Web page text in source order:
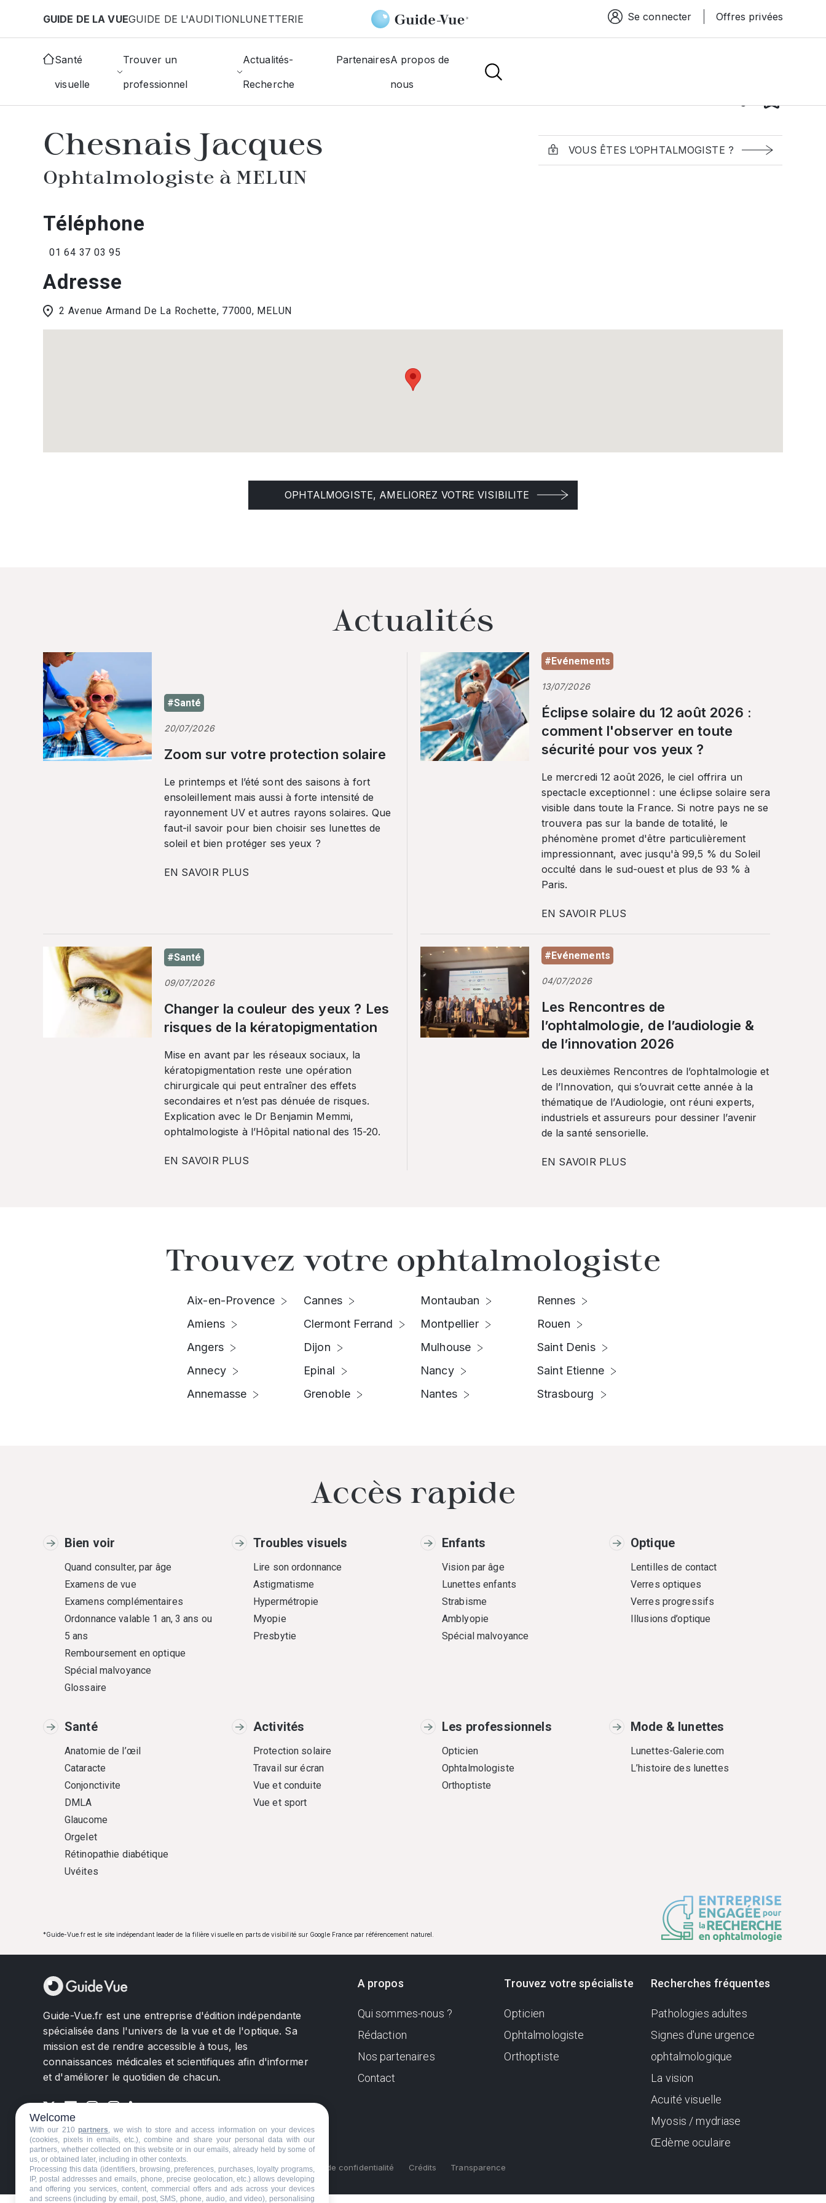
GUIDE DE LA VUEGUIDE DE L'AUDITIONLUNETTERIE Espace connexion
Se connecter Offres privées
Santé
visuelle
Trouver un
professionnel
Actualités-
Recherche
PartenairesA propos de
nous
Accueil Annuaire des ophtalmologistes Melun Chesnais Jacques
Chesnais Jacques
Ophtalmologiste à MELUN
VOUS ÊTES L’OPHTALMOGISTE ?
Téléphone
01 64 37 03 95
Adresse
2 Avenue Armand De La Rochette, 77000, MELUN
OPHTALMOGISTE, AMELIOREZ VOTRE VISIBILITE
Actualités
#Santé
20/07/2026
Zoom sur votre protection solaire
Le printemps et l’été sont des saisons à fort
ensoleillement mais aussi à forte intensité de
rayonnement UV et autres rayons solaires. Que
faut-il savoir pour bien choisir ses lunettes de
soleil et bien protéger ses yeux ?
EN SAVOIR PLUS
#Evénements
13/07/2026
Éclipse solaire du 12 août 2026 :
comment l'observer en toute
sécurité pour vos yeux ?
Le mercredi 12 août 2026, le ciel offrira un
spectacle exceptionnel : une éclipse solaire sera
visible dans toute la France. Si notre pays ne se
trouvera pas sur la bande de totalité, le
phénomène promet d'être particulièrement
impressionnant, avec jusqu'à 99,5 % du Soleil
occulté dans le sud-ouest et plus de 93 % à
Paris.
EN SAVOIR PLUS
#Santé
09/07/2026
Changer la couleur des yeux ? Les
risques de la kératopigmentation
Mise en avant par les réseaux sociaux, la
kératopigmentation reste une opération
chirurgicale qui peut entraîner des effets
secondaires et n’est pas dénuée de risques.
Explication avec le Dr Benjamin Memmi,
ophtalmologiste à l’Hôpital national des 15-20.
EN SAVOIR PLUS
#Evénements
04/07/2026
Les Rencontres de
l’ophtalmologie, de l’audiologie &
de l’innovation 2026
Les deuxièmes Rencontres de l’ophtalmologie et
de l’Innovation, qui s’ouvrait cette année à la
thématique de l’Audiologie, ont réuni experts,
industriels et assureurs pour dessiner l’avenir
de la santé sensorielle.
EN SAVOIR PLUS
Trouvez votre ophtalmologiste
Aix-en-Provence
Amiens
Angers
Annecy
Annemasse
Cannes
Clermont Ferrand
Dijon
Epinal
Grenoble
Montauban
Montpellier
Mulhouse
Nancy
Nantes
Rennes
Rouen
Saint Denis
Saint Etienne
Strasbourg
Accès rapide
Bien voir
Quand consulter, par âge
Examens de vue
Examens complémentaires
Ordonnance valable 1 an, 3 ans ou
5 ans
Remboursement en optique
Spécial malvoyance
Glossaire
Troubles visuels
Lire son ordonnance
Astigmatisme
Hypermétropie
Myopie
Presbytie
Enfants
Vision par âge
Lunettes enfants
Strabisme
Amblyopie
Spécial malvoyance
Optique
Lentilles de contact
Verres optiques
Verres progressifs
Illusions d’optique
Santé
Anatomie de l’œil
Cataracte
Conjonctivite
DMLA
Glaucome
Orgelet
Rétinopathie diabétique
Uvéites
Activités
Protection solaire
Travail sur écran
Vue et conduite
Vue et sport
Les professionnels
Opticien
Ophtalmologiste
Orthoptiste
Mode & lunettes
Lunettes-Galerie.com
L’histoire des lunettes
*Guide-Vue.fr est le site indépendant leader de la filière visuelle en parts de visibilité sur Google France par référencement naturel.
Guide-Vue.fr est une entreprise d'édition indépendante
spécialisée dans l'univers de la vue et de l'optique. Sa
mission est de rendre accessible à tous, les
connaissances médicales et scientifiques afin d'informer
et d'améliorer le quotidien de chacun.
A propos
Qui sommes-nous ?
Rédaction
Nos partenaires
Contact
Trouvez votre spécialiste
Opticien
Ophtalmologiste
Orthoptiste
Recherches fréquentes
Pathologies adultes
Signes d'une urgence
ophtalmologique
La vision
Acuité visuelle
Myosis / mydriase
Œdème oculaire
©GuideVue2024 Charte d'utilisation Mentions légales Politique de confidentialité Crédits Transparence
Welcome
With our 210 partners, we wish to store and access information on your devices
(cookies, pixels in emails, etc.), combine and share your personal data with our
partners, whether collected on this website or in our emails, already held by some of
us, or obtained later, including in other contexts.
Processing this data (identifiers, browsing, preferences, purchases, loyalty programs,
IP, postal addresses and emails, phone, precise geolocation, etc.) allows developing
and offering you services, content, commercial offers and ads across your devices
and screens (including by email, post, SMS, phone, audio, and video), personalising